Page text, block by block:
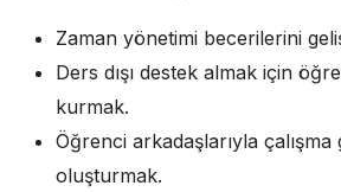
Zaman yönetimi becerilerini
Ders dışı destek almak için
kurmak.
Öğrenci arkadaşlarıyla çalışma
oluşturmak.